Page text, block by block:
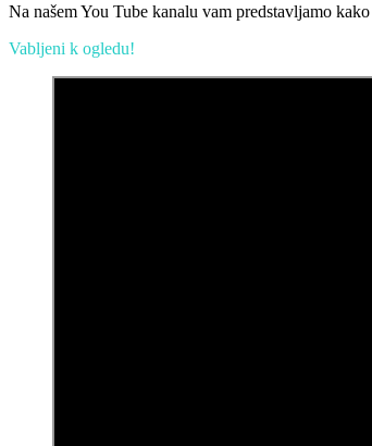
Na našem You Tube kanalu vam predstavljamo
Vabljeni k ogledu!